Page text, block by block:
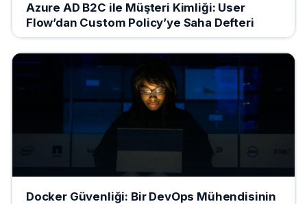
Azure AD B2C ile Müşteri Kimliği: User
Flow’dan Custom Policy’ye Saha Defteri
Docker Güvenliği: Bir DevOps Mühendisinin